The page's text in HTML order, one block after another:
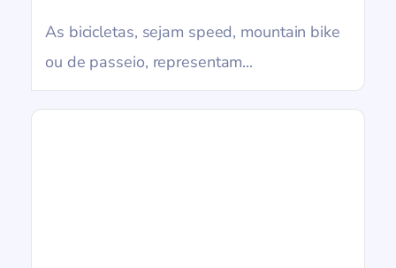
As bicicletas, sejam speed, mountain bike
ou de passeio, representam...